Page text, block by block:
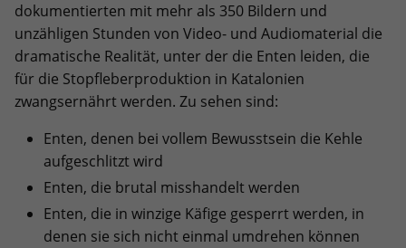
dokumentierten mit mehr als 350 Bildern und
unzähligen Stunden von Video- und Audiomaterial die
dramatische Realität, unter der die Enten leiden, die
für die Stopfleberproduktion in Katalonien
zwangsernährt werden. Zu sehen sind:
Enten, denen bei vollem Bewusstsein die Kehle
aufgeschlitzt wird
Enten, die brutal misshandelt werden
Enten, die in winzige Käfige gesperrt werden, in
denen sie sich nicht einmal umdrehen können